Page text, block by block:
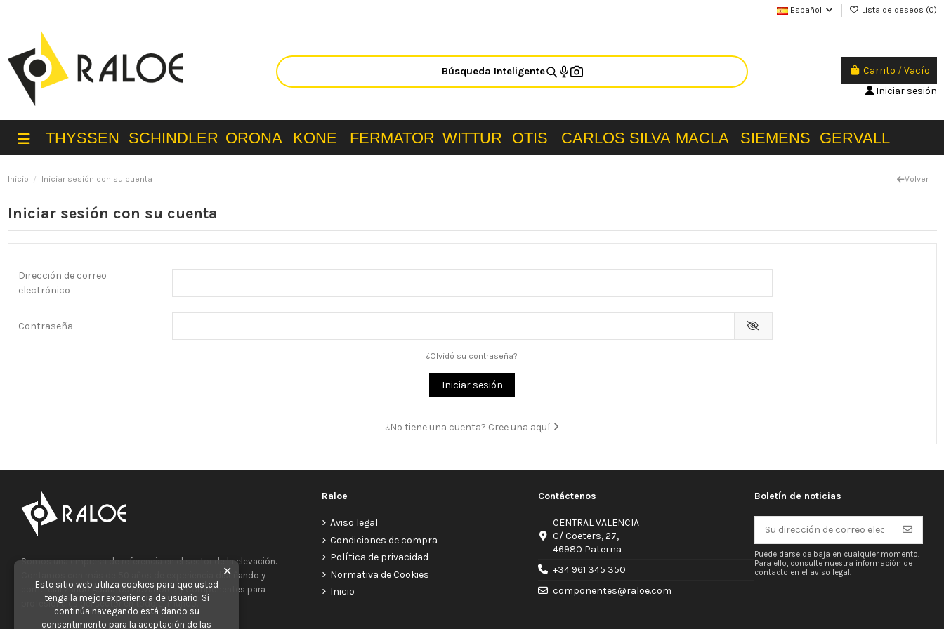
Español Lista de deseos (0)
Búsqueda Inteligente Carrito /Vacío
Iniciar sesión
THYSSEN SCHINDLER ORONA KONE FERMATOR WITTUR OTIS CARLOS SILVA MACLA SIEMENS GERVALL
Inicio Iniciar sesión con su cuenta Volver
Iniciar sesión con su cuenta
Dirección de correo
electrónico
Contraseña
¿Olvidó su contraseña?
Iniciar sesión
¿No tiene una cuenta? Cree una aquí
Somos una empresa de referencia en el sector de la elevación.
Contamos con más de 50 años de experiencia diseñando y
comercializando Aparatos Elevadores y Componentes para
profesionales del sector en todo el mundo.
Raloe
Aviso legal
Condiciones de compra
Política de privacidad
Normativa de Cookies
Inicio
Contáctenos
CENTRAL VALENCIA
C/ Coeters, 27,
46980 Paterna
+34 961 345 350
componentes@raloe.com
Boletín de noticias
Puede darse de baja en cualquier momento.
Para ello, consulte nuestra información de
contacto en el aviso legal.
✕
Este sitio web utiliza cookies para que usted
tenga la mejor experiencia de usuario. Si
continúa navegando está dando su
consentimiento para la aceptación de las